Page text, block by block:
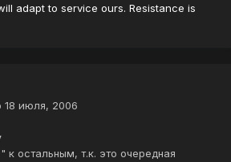
adapt to service ours. Resistance is
18 июля, 2006
остальным, т.к. это очередная